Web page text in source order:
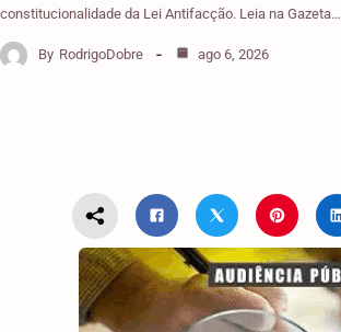
constitucionalidade da Lei Antifacção. Leia na Gazeta…
By RodrigoDobre ago 6, 2026